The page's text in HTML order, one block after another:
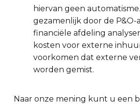
hiervan geen
gezamenlijk door de P&O-
financiële afdeling
kosten voor externe
voorkomen dat externe
worden gemist.
Naar onze mening kunt u een